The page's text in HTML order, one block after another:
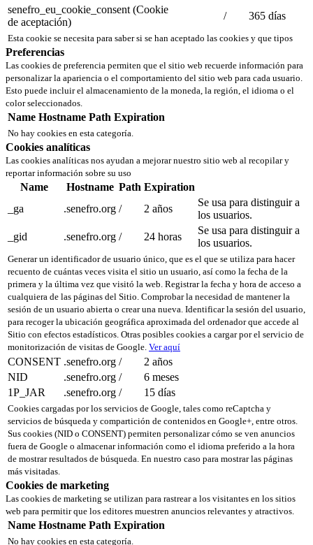
senefro_eu_cookie_consent (Cookie
de aceptación)
/ 365 días
Esta cookie se necesita para saber si se han aceptado las cookies y que tipos
Preferencias
Las cookies de preferencia permiten que el sitio web recuerde información para
personalizar la apariencia o el comportamiento del sitio web para cada usuario.
Esto puede incluir el almacenamiento de la moneda, la región, el idioma o el
color seleccionados.
Name Hostname Path Expiration
No hay cookies en esta categoría.
Cookies analíticas
Las cookies analíticas nos ayudan a mejorar nuestro sitio web al recopilar y
reportar información sobre su uso
Name Hostname Path Expiration
_ga
.senefro.org / 2 años
Se usa para distinguir a
los usuarios.
_gid
.senefro.org / 24 horas
Se usa para distinguir a
los usuarios.
Generar un identificador de usuario único, que es el que se utiliza para hacer
recuento de cuántas veces visita el sitio un usuario, así como la fecha de la
primera y la última vez que visitó la web. Registrar la fecha y hora de acceso a
cualquiera de las páginas del Sitio. Comprobar la necesidad de mantener la
sesión de un usuario abierta o crear una nueva. Identificar la sesión del usuario,
para recoger la ubicación geográfica aproximada del ordenador que accede al
Sitio con efectos estadísticos. Otras posibles cookies a cargar por el servicio de
monitorización de visitas de Google. Ver aquí
CONSENT .senefro.org /
2 años
NID
.senefro.org /
6 meses
1P_JAR
.senefro.org / 15 días
Cookies cargadas por los servicios de Google, tales como reCaptcha y
servicios de búsqueda y compartición de contenidos en Google+, entre otros.
Sus cookies (NID o CONSENT) permiten personalizar cómo se ven anuncios
fuera de Google o almacenar información como el idioma preferido a la hora
de mostrar resultados de búsqueda. En nuestro caso para mostrar las páginas
más visitadas.
Cookies de marketing
Las cookies de marketing se utilizan para rastrear a los visitantes en los sitios
web para permitir que los editores muestren anuncios relevantes y atractivos.
Name Hostname Path Expiration
No hay cookies en esta categoría.